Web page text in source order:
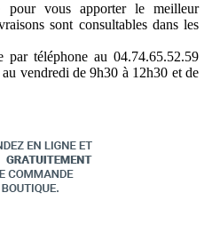
pour vous apporter le meilleur
sont consultables dans les
téléphone au 04.74.65.52.59
vendredi de 9h30 à 12h30 et de